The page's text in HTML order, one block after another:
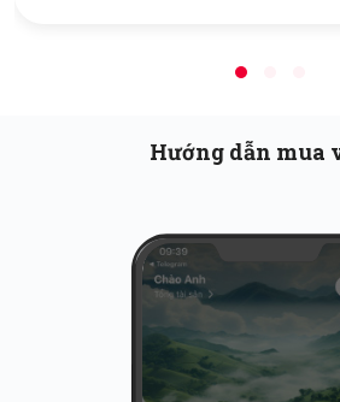
Hướng dẫn mua